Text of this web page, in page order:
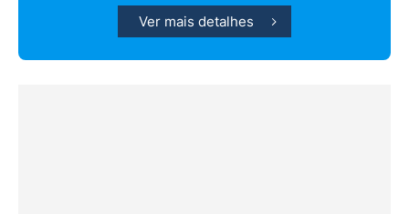
Ver mais detalhes